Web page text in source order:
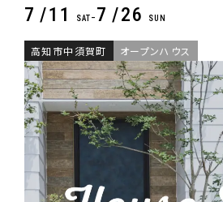
7 11 SAT -7 26 SUN
高知市中須賀町 オープンハウス